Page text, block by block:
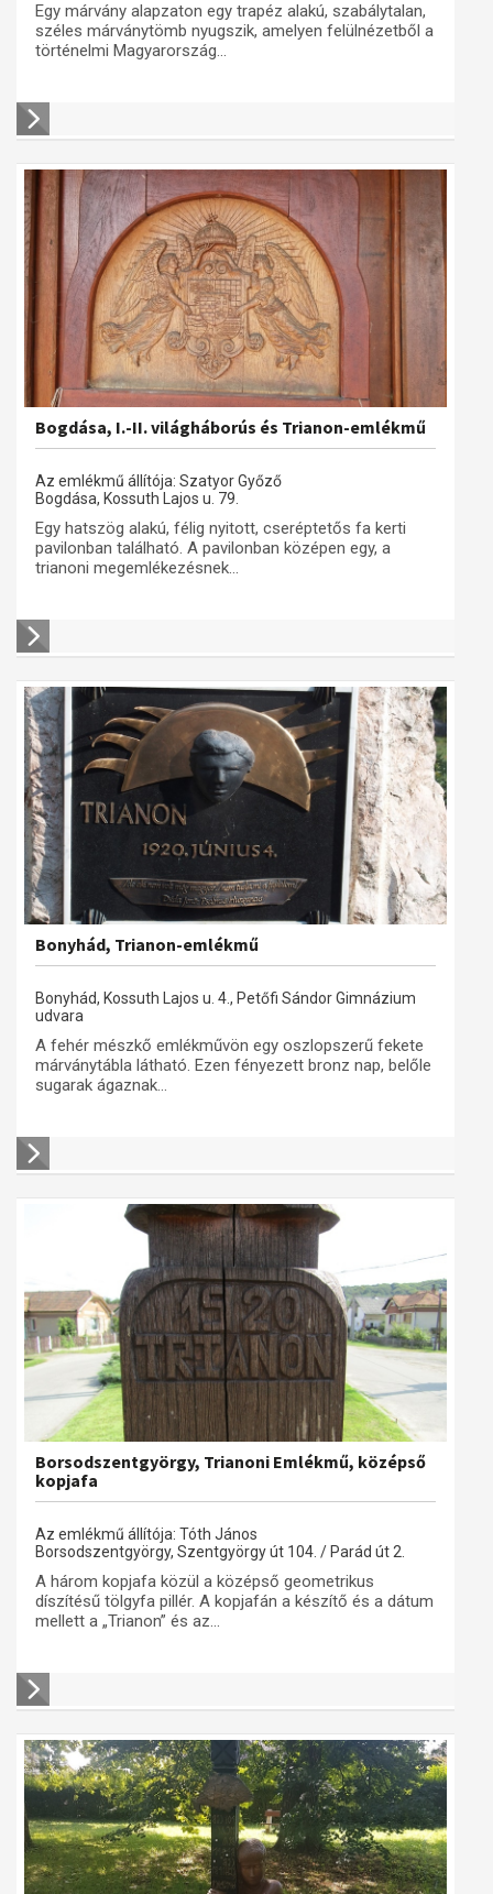
Egy márvány alapzaton egy trapéz alakú, szabálytalan,
széles márványtömb nyugszik, amelyen felülnézetből a
történelmi Magyarország...
Bogdása, I.-II. világháborús és Trianon-emlékmű
Az emlékmű állítója: Szatyor Győző
Bogdása, Kossuth Lajos u. 79.
Egy hatszög alakú, félig nyitott, cseréptetős fa kerti
pavilonban található. A pavilonban középen egy, a
trianoni megemlékezésnek...
Bonyhád, Trianon-emlékmű
Bonyhád, Kossuth Lajos u. 4., Petőfi Sándor Gimnázium
udvara
A fehér mészkő emlékművön egy oszlopszerű fekete
márványtábla látható. Ezen fényezett bronz nap, belőle
sugarak ágaznak...
Borsodszentgyörgy, Trianoni Emlékmű, középső
kopjafa
Az emlékmű állítója: Tóth János
Borsodszentgyörgy, Szentgyörgy út 104. / Parád út 2.
A három kopjafa közül a középső geometrikus
díszítésű tölgyfa pillér. A kopjafán a készítő és a dátum
mellett a „Trianon” és az...